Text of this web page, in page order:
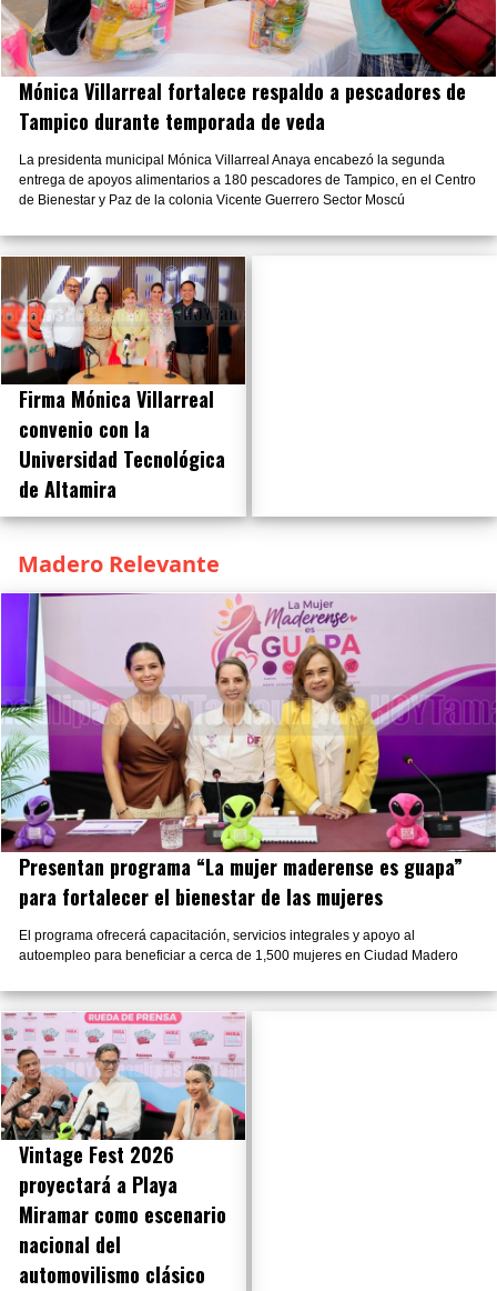
Mónica Villarreal fortalece respaldo a pescadores de
Tampico durante temporada de veda
La presidenta municipal Mónica Villarreal Anaya encabezó la segunda
entrega de apoyos alimentarios a 180 pescadores de Tampico, en el Centro
de Bienestar y Paz de la colonia Vicente Guerrero Sector Moscú
Firma Mónica Villarreal
convenio con la
Universidad Tecnológica
de Altamira
Madero Relevante
Presentan programa “La mujer maderense es guapa”
para fortalecer el bienestar de las mujeres
El programa ofrecerá capacitación, servicios integrales y apoyo al
autoempleo para beneficiar a cerca de 1,500 mujeres en Ciudad Madero
Vintage Fest 2026
proyectará a Playa
Miramar como escenario
nacional del
automovilismo clásico